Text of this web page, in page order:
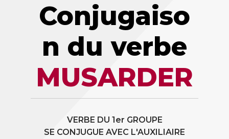
Conjugaiso
n du verbe
MUSARDER
VERBE DU 1er GROUPE
SE CONJUGUE AVEC L'AUXILIAIRE